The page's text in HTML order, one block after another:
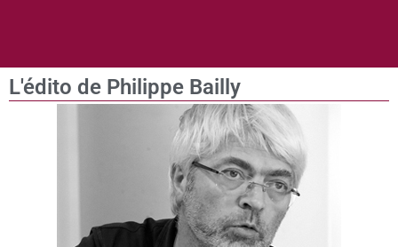
L'édito de Philippe Bailly